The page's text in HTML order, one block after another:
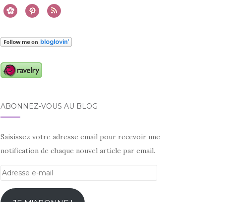
ABONNEZ-VOUS AU BLOG
Saisissez votre adresse email pour recevoir une
notification de chaque nouvel article par email.
Adresse
mail